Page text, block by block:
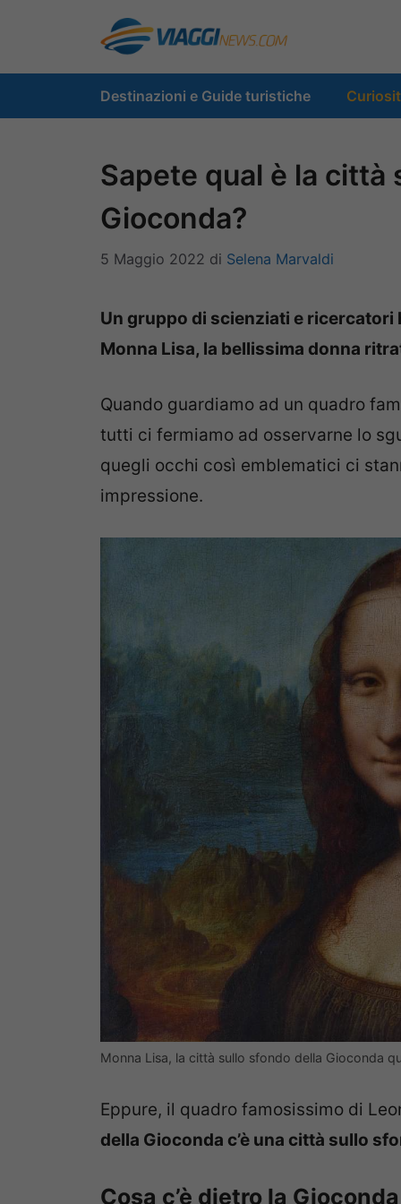
contenuto
Destinazioni e Guide turistiche
Sapete qual è la città
Gioconda?
5 Maggio 2022 di Selena Marvaldi
Un gruppo di scienziati e ricercatori
Monna Lisa, la bellissima donna
Quando guardiamo ad un quadro
tutti ci fermiamo ad osservarne lo
quegli occhi così emblematici ci
impressione.
Monna Lisa, la città sullo sfondo della Gioconda
Eppure, il quadro famosissimo di
della Gioconda c’è una città sullo
Cosa c’è dietro la